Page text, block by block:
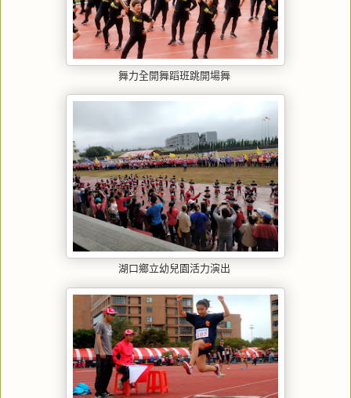
舞力全開舞蹈班跳開場舞
湖口鄉立幼兒園活力演出